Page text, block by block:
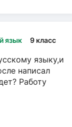
язык 9 класс
языку,и
написал
Работу